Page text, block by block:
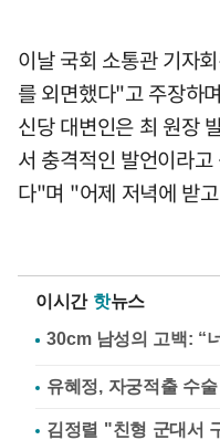
이날 국회 소통관 기자
를 외면했다"고 주장하
신당 대변인은 최 원장
서 충격적인 발언이라
다"며 "어제 저녁에 받
이시간 핫뉴스
유혜정, 자궁적출 수
김정렬 "친형 군대서